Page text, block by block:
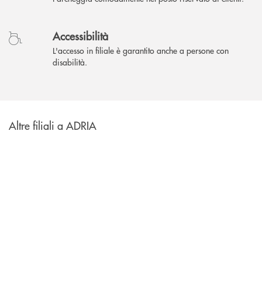
Accessibilità
L'accesso in filiale è garantito anche a persone con
disabilità.
Altre filiali a ADRIA